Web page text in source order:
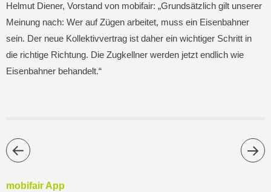
Helmut Diener, Vorstand von mobifair: „Grundsätzlich gilt unserer
Meinung nach: Wer auf Zügen arbeitet, muss ein Eisenbahner
sein. Der neue Kollektivvertrag ist daher ein wichtiger Schritt in
die richtige Richtung. Die Zugkellner werden jetzt endlich wie
Eisenbahner behandelt.“
mobifair App